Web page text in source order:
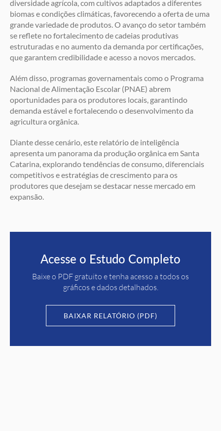
diversidade agrícola, com cultivos adaptados a diferentes
biomas e condições climáticas, favorecendo a oferta de uma
grande variedade de produtos. O avanço do setor também
se reflete no fortalecimento de cadeias produtivas
estruturadas e no aumento da demanda por certificações,
que garantem credibilidade e acesso a novos mercados.
Além disso, programas governamentais como o Programa
Nacional de Alimentação Escolar (PNAE) abrem
oportunidades para os produtores locais, garantindo
demanda estável e fortalecendo o desenvolvimento da
agricultura orgânica.
Diante desse cenário, este relatório de inteligência
apresenta um panorama da produção orgânica em Santa
Catarina, explorando tendências de consumo, diferenciais
competitivos e estratégias de crescimento para os
produtores que desejam se destacar nesse mercado em
expansão.
Acesse o Estudo Completo
Baixe o PDF gratuito e tenha acesso a todos os
gráficos e dados detalhados.
BAIXAR RELATÓRIO (PDF)